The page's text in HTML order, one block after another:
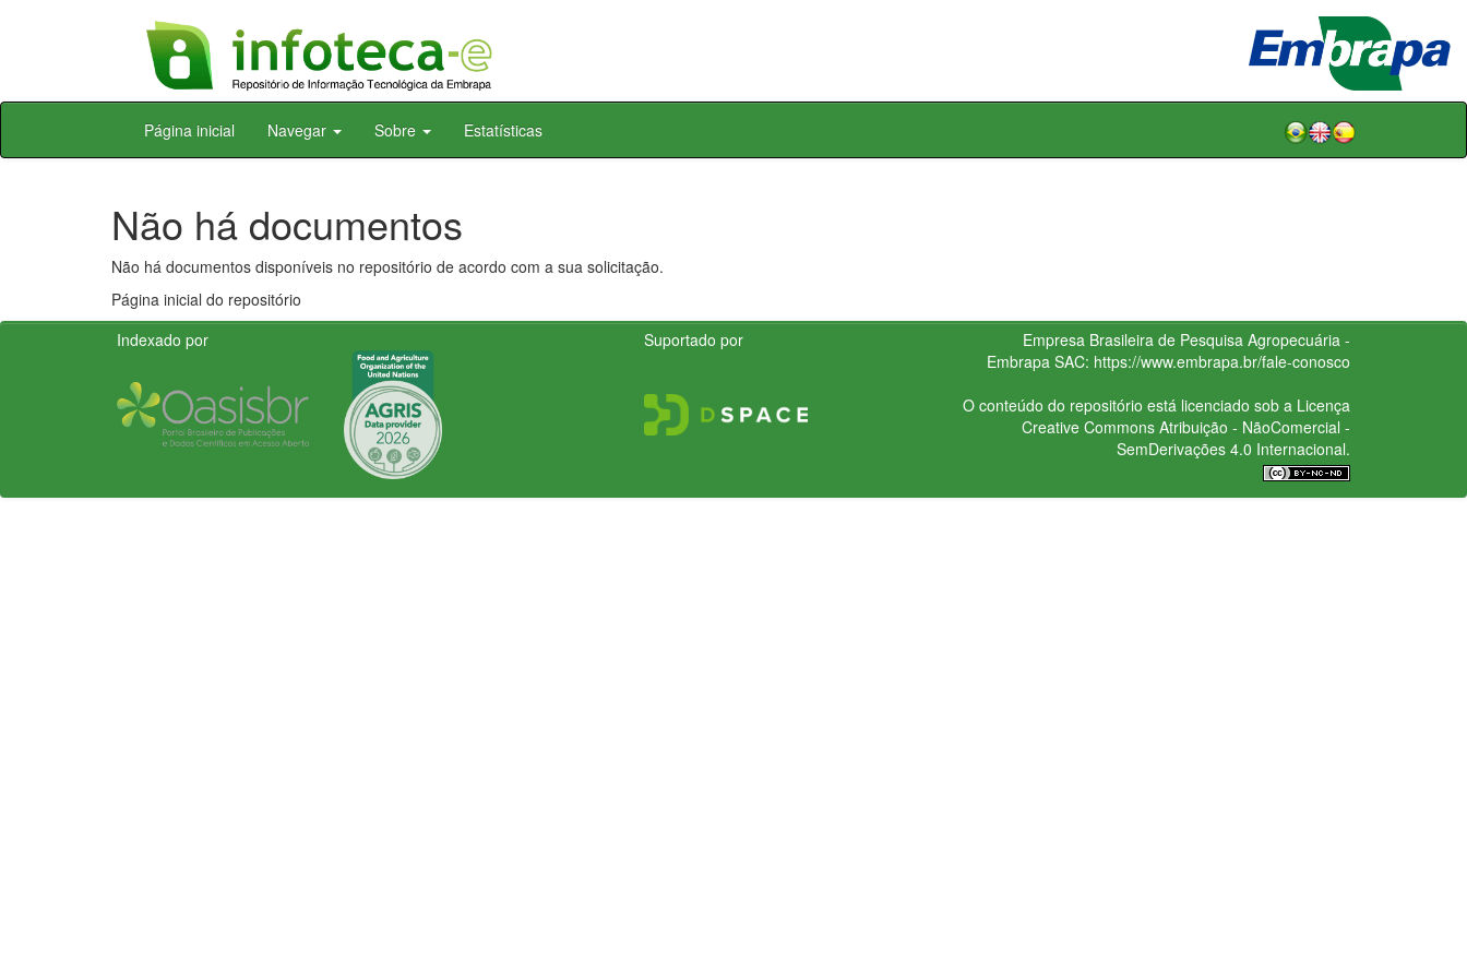
Skip
Página inicial Navegar Sobre Estatísticas
Não há documentos
Não há documentos disponíveis no repositório de acordo com a sua solicitação.
Página inicial do repositório
Indexado por
Suportado por
Empresa Brasileira de Pesquisa Agropecuária -
Embrapa SAC: https://www.embrapa.br/fale-conosco
O conteúdo do repositório está licenciado sob a Licença
Creative CommonsAtribuição - NãoComercial -
SemDerivações 4.0 Internacional.